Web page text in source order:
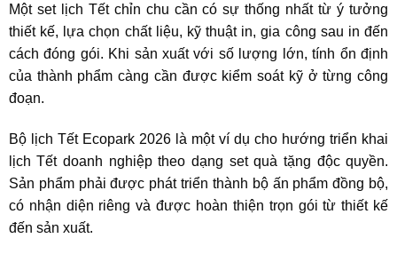
Một set lịch Tết chỉn chu cần có sự thống nhất từ ý tưởng
thiết kế, lựa chọn chất liệu, kỹ thuật in, gia công sau in đến
cách đóng gói. Khi sản xuất với số lượng lớn, tính ổn định
của thành phẩm càng cần được kiểm soát kỹ ở từng công
đoạn.
Bộ lịch Tết Ecopark 2026 là một ví dụ cho hướng triển khai
lịch Tết doanh nghiệp theo dạng set quà tặng độc quyền.
Sản phẩm phải được phát triển thành bộ ấn phẩm đồng bộ,
có nhận diện riêng và được hoàn thiện trọn gói từ thiết kế
đến sản xuất.